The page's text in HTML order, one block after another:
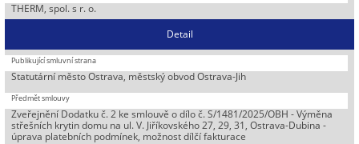
THERM, spol. s r. o.
Detail
Statutární město Ostrava, městský obvod Ostrava-Jih
Zveřejnění Dodatku č. 2 ke smlouvě o dílo č. S/1481/2025/OBH - Výměna
střešních krytin domu na ul. V. Jiříkovského 27, 29, 31, Ostrava-Dubina -
úprava platebních podmínek, možnost dílčí fakturace